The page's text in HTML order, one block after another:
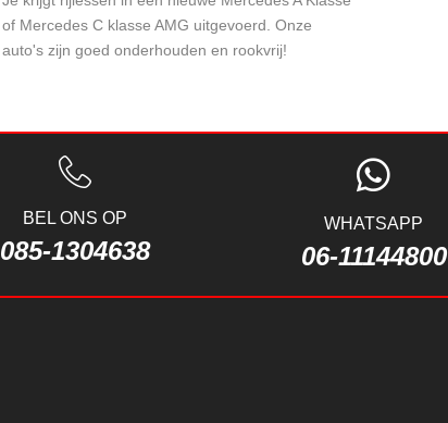
of Mercedes C klasse AMG uitgevoerd. Onze
auto's zijn goed onderhouden en rookvrij!
BEL ONS OP
085-1304638
WHATSAPP
06-11144800